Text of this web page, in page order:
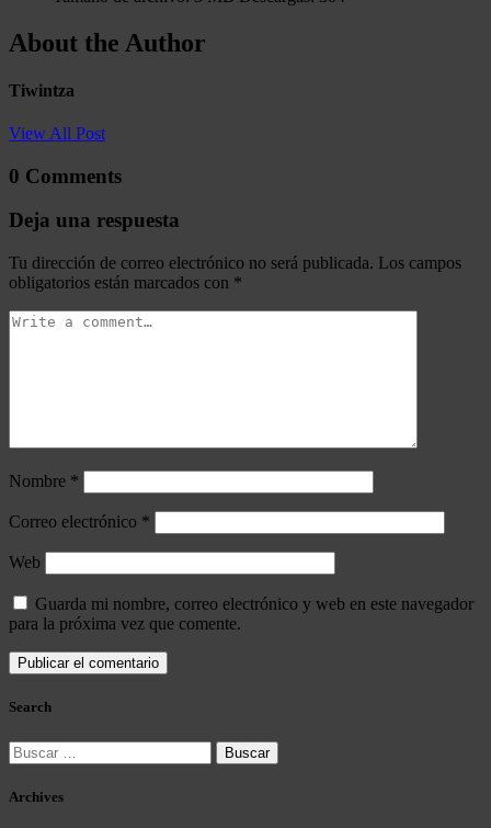
About the Author
Tiwintza
View All Post
0 Comments
Deja una respuesta
Tu dirección de correo electrónico no será publicada. Los campos
obligatorios están marcados con *
Nombre *
Correo electrónico *
Web
Guarda mi nombre, correo electrónico y web en este navegador
para la próxima vez que comente.
Search
Buscar:
Archives